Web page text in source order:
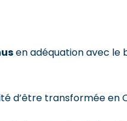
en adéquation avec le
d’être transformée en